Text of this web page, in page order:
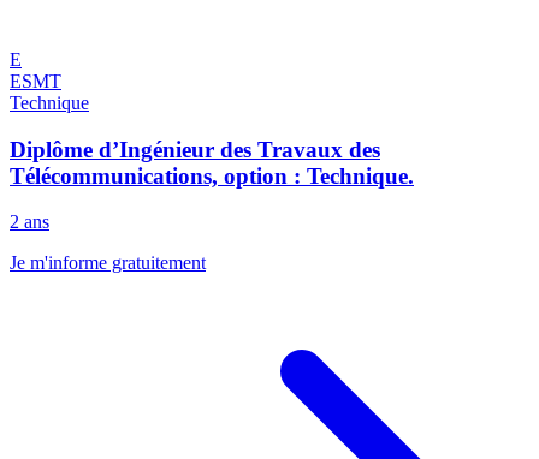
E
ESMT
Technique
Diplôme d’Ingénieur des Travaux des
Télécommunications, option : Technique.
2 ans
Je m'informe gratuitement